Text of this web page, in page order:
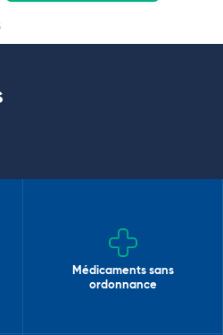
Médicaments sans
ordonnance